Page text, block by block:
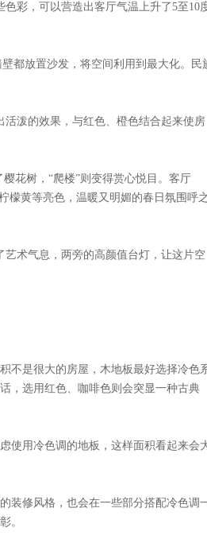
彩，可以营造出客厅气温上升了5至10
都放置沙发，将空间利用到最大化。民
泼的效果，与红色、橙色结合起来使房
花树，“爬楼”则变得赏心悦目。客厅
檬黄等亮色，温暖又明媚的春日氛围呼之
术气息，两旁的高颜值台灯，让这片空
不是很大的房屋，木地板最好选择冷色
，选用红色、咖啡色则会突显一种古典
使用冷色调的地板，这样面积看起来会
装修风格，也会在一些部分搭配冷色调
。